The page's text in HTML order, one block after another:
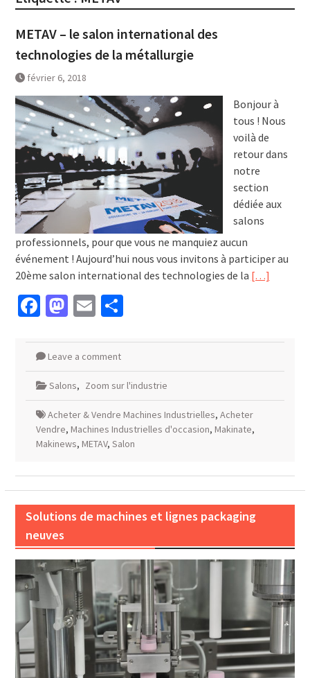
METAV – le salon international des
technologies de la métallurgie
février 6, 2018
Bonjour à
tous ! Nous
voilà de
retour dans
notre
section
dédiée aux
salons
professionnels, pour que vous ne manquiez aucun
événement ! Aujourd’hui nous vous invitons à participer au
20ème salon international des technologies de la […]
Facebook
Mastodon
EmailPartager
Leave a comment
Salons, Zoom sur l'industrie
Acheter & Vendre Machines Industrielles, Acheter
Vendre, Machines Industrielles d'occasion, Makinate,
Makinews, METAV, Salon
Solutions de machines et lignes packaging
neuves